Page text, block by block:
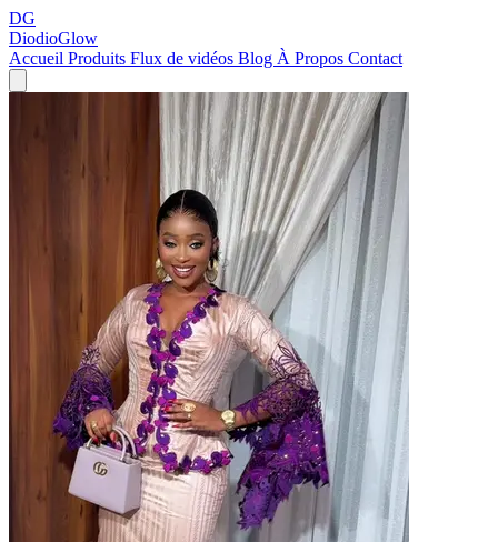
DG
DiodioGlow
Accueil Produits Flux de vidéos Blog À Propos Contact